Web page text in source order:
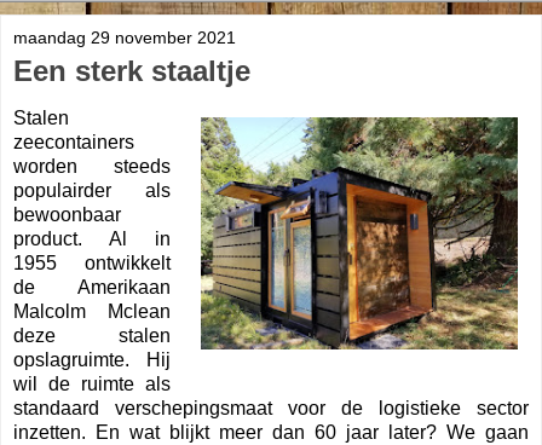
maandag 29 november 2021
Een sterk staaltje
Stalen
zeecontainers
worden steeds
populairder als
bewoonbaar
product. Al in
1955 ontwikkelt
de Amerikaan
Malcolm Mclean
deze stalen
opslagruimte. Hij
wil de ruimte als
standaard verschepingsmaat voor de logistieke sector
inzetten. En wat blijkt meer dan 60 jaar later? We gaan